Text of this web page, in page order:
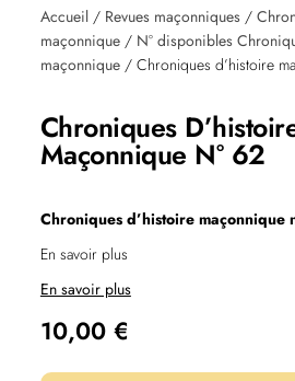
Accueil/ Revues maçonniques/
maçonnique/ N° disponibles
maçonnique/ Chroniques d’histoire
Chroniques
Maçonnique N° 62
Chroniques d’histoire maçonnique
En savoir plus
En savoir plus
10,00 €